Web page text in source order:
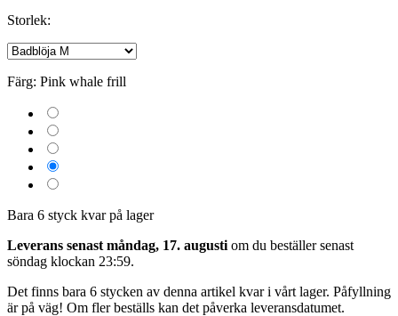
Storlek:
Färg: Pink whale frill
Bara 6 styck kvar på lager
Leverans senast måndag, 17. augusti om du beställer senast
söndag klockan 23:59.
Det finns bara 6 stycken av denna artikel kvar i vårt lager. Påfyllning
är på väg! Om fler beställs kan det påverka leveransdatumet.